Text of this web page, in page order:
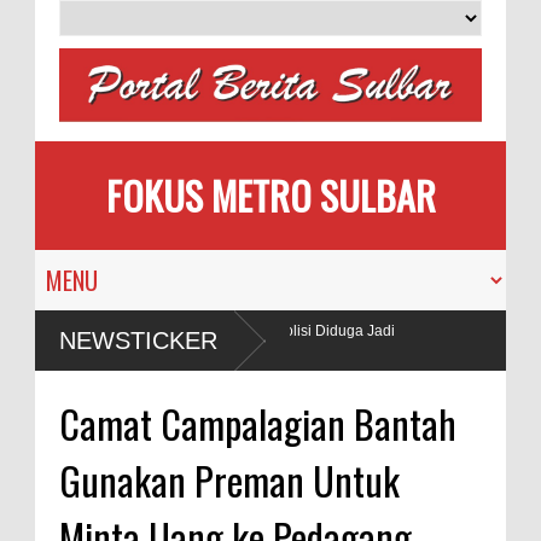
FOKUS METRO SULBAR
NEWSTICKER
BBM Subsidi, Oknum TNI dan Polisi Diduga Jadi
Camat Campalagian Bantah
Gunakan Preman Untuk